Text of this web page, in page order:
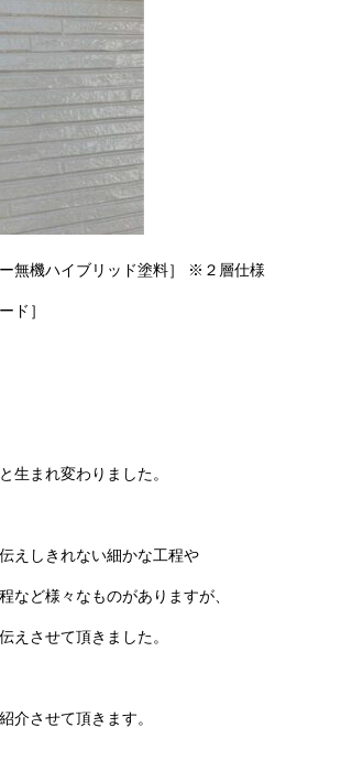
機ハイブリッド塗料］ ※２層仕様
ド］
生まれ変わりました。
えしきれない細かな工程や
など様々なものがありますが、
えさせて頂きました。
介させて頂きます。